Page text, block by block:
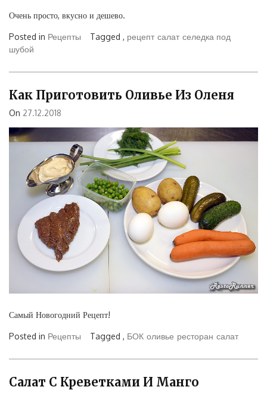
Очень просто, вкусно и дешево.
Posted in Рецепты Tagged , рецепт салат селедка под
шубой
Как Приготовить Оливье Из Оленя
On 27.12.2018
Самый Новогодний Рецепт!
Posted in Рецепты Tagged , БОК оливье ресторан салат
Салат С Креветками И Манго